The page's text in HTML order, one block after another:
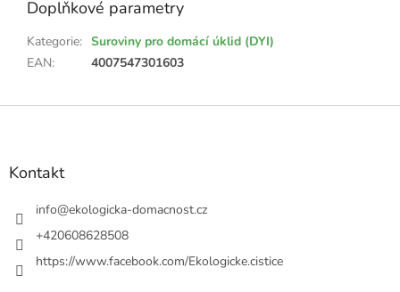
Doplňkové parametry
Kategorie: Suroviny pro domácí úklid (DYI)
EAN: 4007547301603
Z
Kontakt
info@ekologicka-domacnost.cz
+420608628508
https://www.facebook.com/Ekologicke.cistice